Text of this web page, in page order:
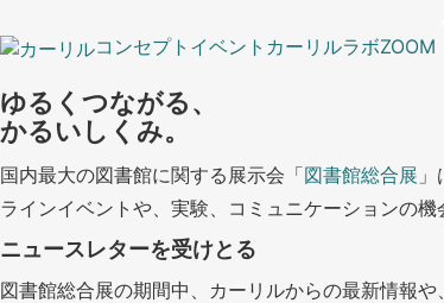
コンセプト イベント カーリルラボZOOM
ゆるくつながる、
かるいしくみ。
国内最大の図書館に関する展示会「図書館総合展
ラインイベントや、実験、コミュニケーションの
ニュースレターを受けとる
図書館総合展の期間中、カーリルからの最新情報や